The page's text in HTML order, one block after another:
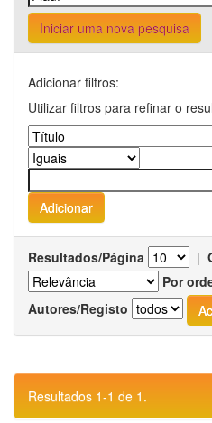
Iniciar uma nova pesquisa
Adicionar filtros:
Utilizar filtros para refinar o
Resultados/Página |
Por
Autores/Registo
Resultados 1-1 de 1.